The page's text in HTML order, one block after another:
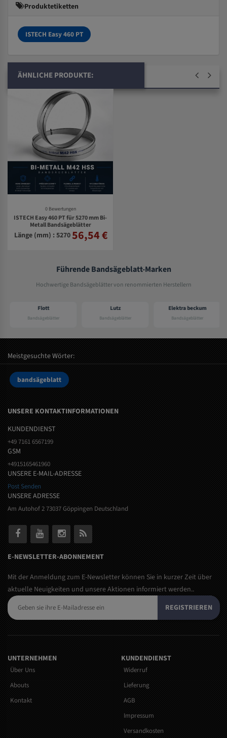
Produktetiketten
ISTECH Easy 460 PT
ÄHNLICHE PRODUKTE:
0 Bewertungen
ISTECH Easy 460 PT für 5270 mm Bi-
Metall Bandsägeblätter
Länge (mm) : 527056,54 €
Führende Bandsägeblatt-Marken
Hochwertige Bandsägeblätter von renommierten Herstellern
Flott
Bandsägeblätter
Lutz
Bandsägeblätter
Elektra beckum
Bandsägeblätter
Meistgesuchte Wörter:
bandsägeblatt
UNSERE KONTAKTINFORMATIONEN
KUNDENDIENST
+49 7161 6567199
GSM
+4915165461960
UNSERE E-MAIL-ADRESSE
Post Senden
UNSERE ADRESSE
Am Autohof 2 73037 Göppingen Deutschland
E-NEWSLETTER-ABONNEMENT
Mit der Anmeldung zum E-Newsletter können Sie in kurzer Zeit über
aktuelle Neuigkeiten und unsere Aktionen informiert werden..
REGISTRIEREN
UNTERNEHMEN
Über Uns
Abouts
Kontakt
KUNDENDIENST
Widerruf
Lieferung
AGB
Impressum
Versandkosten